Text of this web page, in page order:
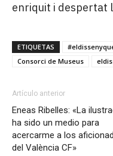
enriquit i despertat
ETIQUETAS
Consorci de Museus
Artículo anterior
Eneas Ribelles: «La
ha sido un medio para
acercarme a los
del València CF»